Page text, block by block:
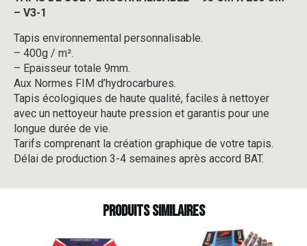
200
-
V3-
1
– V3-1
Tapis environnemental personnalisable.
– 400g / m².
– Epaisseur totale 9mm.
Aux Normes FIM d’hydrocarbures.
Tapis écologiques de haute qualité, faciles à nettoyer
avec un nettoyeur haute pression et garantis pour une
longue durée de vie.
Tarifs comprenant la création graphique de votre tapis.
Délai de production 3-4 semaines après accord BAT.
Produits similaires